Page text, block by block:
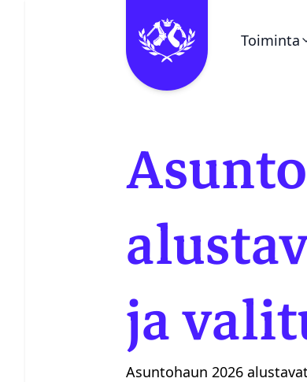
Ohita valikko Toiminta
Pieni
ja
Asuntohaun 2026